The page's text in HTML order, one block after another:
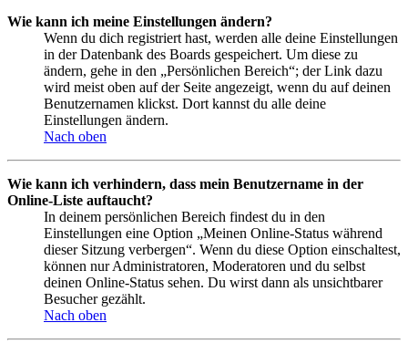
Wie kann ich meine Einstellungen ändern?
Wenn du dich registriert hast, werden alle deine Einstellungen
in der Datenbank des Boards gespeichert. Um diese zu
ändern, gehe in den „Persönlichen Bereich“; der Link dazu
wird meist oben auf der Seite angezeigt, wenn du auf deinen
Benutzernamen klickst. Dort kannst du alle deine
Einstellungen ändern.
Nach oben
Wie kann ich verhindern, dass mein Benutzername in der
Online-Liste auftaucht?
In deinem persönlichen Bereich findest du in den
Einstellungen eine Option „Meinen Online-Status während
dieser Sitzung verbergen“. Wenn du diese Option einschaltest,
können nur Administratoren, Moderatoren und du selbst
deinen Online-Status sehen. Du wirst dann als unsichtbarer
Besucher gezählt.
Nach oben